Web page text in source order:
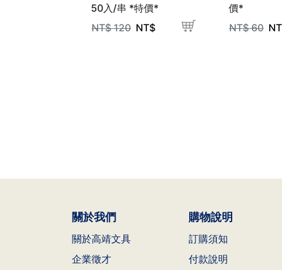
50入/串 *特價*
NT$120 NT$
價*
NT$60
關於我們
關於高靖文具
企業徵才
購物說明
訂購須知
付款說明